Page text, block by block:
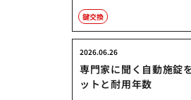
鍵交換
専門家に聞く自動施錠
ットと耐用年数
2026.06.26